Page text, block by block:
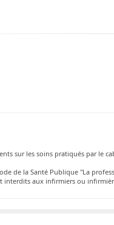
sur les soins pratiqués par le
de la Santé Publique "La
interdits aux infirmiers ou